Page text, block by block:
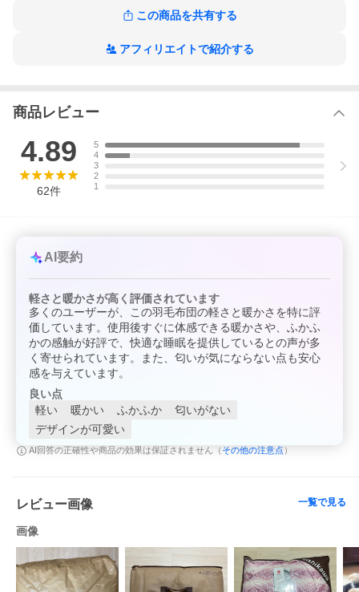
-価格改定のご案内-
2026年8月19日より
に
値上げ予定
この商品を共有する
アフィリエイトで紹介する
商品レビュー
4.89
62件
5
4
3
2
1
AI要約
軽さと暖かさが高く評価されています
多くのユーザーが、この羽毛布団の軽さと暖かさを特に評
価しています。使用後すぐに体感できる暖かさや、ふかふ
かの感触が好評で、快適な睡眠を提供しているとの声が多
く寄せられています。また、匂いが気にならない点も安心
感を与えています。
良い点
軽い
暖かい ふかふか
匂いがない
デザインが可愛い
AI回答の正確性や商品の効果は保証されません（ その他の注意点 ）
レビュー画像 一覧で見る
画像